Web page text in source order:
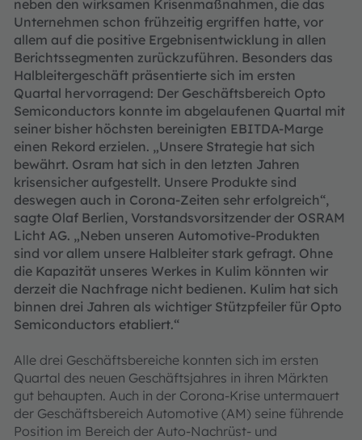
neben den wirksamen Krisenmaßnahmen, die das
Unternehmen schon frühzeitig ergriffen hatte, vor
allem auf die positive Ergebnisentwicklung in allen
Berichtssegmenten zurückzuführen. Besonders das
Halbleitergeschäft präsentierte sich im ersten
Quartal hervorragend: Der Geschäftsbereich Opto
Semiconductors konnte im abgelaufenen Quartal mit
seiner bisher höchsten bereinigten EBITDA-Marge
einen Rekord erzielen. „Unsere Strategie hat sich
bewährt. Osram hat sich in den letzten Jahren
krisensicher aufgestellt. Unsere Produkte sind
deswegen auch in Corona-Zeiten sehr erfolgreich“,
sagte Olaf Berlien, Vorstandsvorsitzender der OSRAM
Licht AG. „Neben unseren Automotive-Produkten
sind vor allem unsere Halbleiter stark gefragt. Ohne
die Kapazität unseres Werkes in Kulim könnten wir
derzeit die Nachfrage nicht bedienen. Kulim hat sich
binnen drei Jahren als wichtiger Stützpfeiler für Opto
Semiconductors etabliert.“
Alle drei Geschäftsbereiche konnten sich im ersten
Quartal des neuen Geschäftsjahres in ihren Märkten
gut behaupten. Auch in der Corona-Krise untermauert
der Geschäftsbereich Automotive (AM) seine führende
Position im Bereich der Auto-Nachrüst- und